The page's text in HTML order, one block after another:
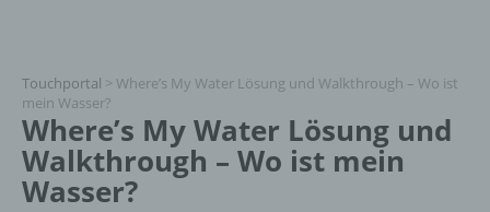
Touchportal > Where’s My Water Lösung und Walkthrough – Wo ist
mein Wasser?
Where’s My Water Lösung und
Walkthrough – Wo ist mein
Wasser?